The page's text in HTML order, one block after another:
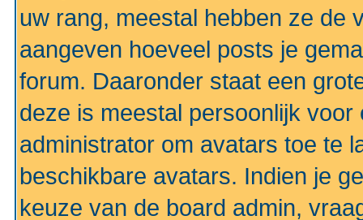
uw rang, meestal hebben ze de
aangeven hoeveel posts je
forum. Daaronder staat een
deze is meestal persoonlijk
administrator om avatars toe te
beschikbare avatars. Indien je
keuze van de board admin,